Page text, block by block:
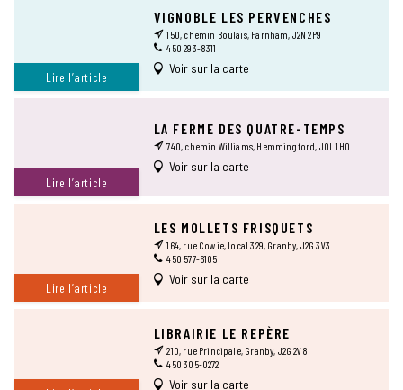
Lire l’article
VIGNOBLE LES PERVENCHES
150, chemin Boulais, Farnham, J2N 2P9
450 293-8311
Voir sur la carte
Lire l’article
LA FERME DES QUATRE-TEMPS
740, chemin Williams, Hemmingford, J0L 1H0
Voir sur la carte
Lire l’article
LES MOLLETS FRISQUETS
164, rue Cowie, local 329, Granby, J2G 3V3
450 577-6105
Voir sur la carte
LIBRAIRIE LE REPÈRE
210, rue Principale, Granby, J2G 2V8
450 305-0272
Voir sur la carte